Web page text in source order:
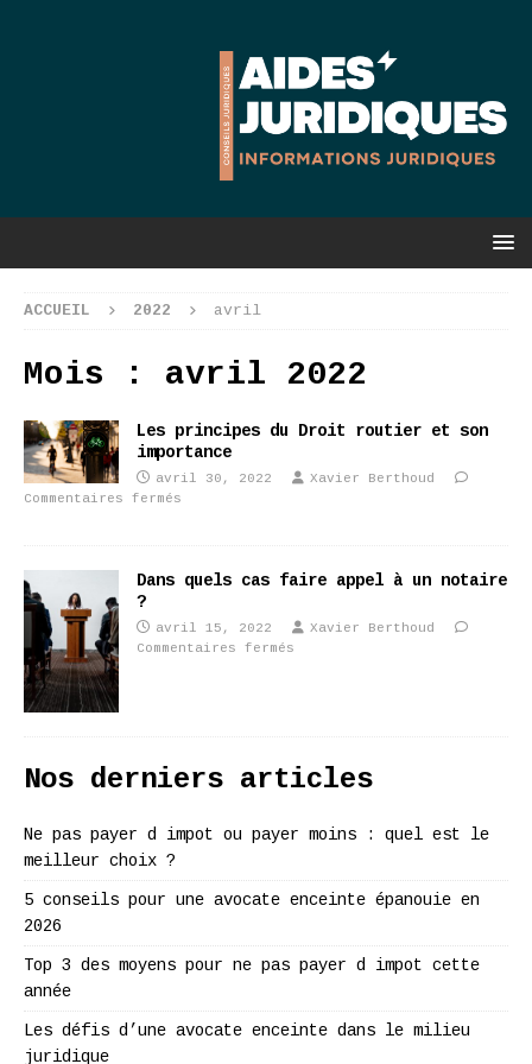
ACCUEIL 2022 avril
Mois : avril 2022
Les principes du Droit routier et son
importance
avril 30, 2022
Xavier Berthoud
Commentaires fermés
Dans quels cas faire appel à un notaire
?
avril 15, 2022
Xavier Berthoud
Commentaires fermés
Nos derniers articles
Ne pas payer d impot ou payer moins : quel est le
meilleur choix ?
5 conseils pour une avocate enceinte épanouie en
2026
Top 3 des moyens pour ne pas payer d impot cette
année
Les défis d’une avocate enceinte dans le milieu
juridique